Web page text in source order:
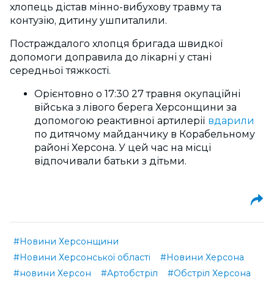
хлопець дістав мінно-вибухову травму та
контузію, дитину ушпиталили.
Постраждалого хлопця бригада швидкої
допомоги доправила до лікарні у стані
середньої тяжкості.
Орієнтовно о 17:30 27 травня окупаційні
війська з лівого берега Херсонщини за
допомогою реактивної артилерії вдарили
по дитячому майданчику в Корабельному
районі Херсона. У цей час на місці
відпочивали батьки з дітьми.
#Новини Херсонщини
#Новини Херсонської області
#Новини Херсона
#новини Херсон
#Артобстріл
#Обстріл Херсона